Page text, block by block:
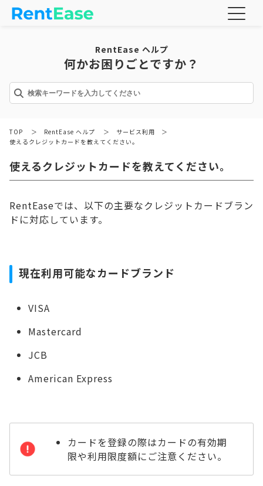
RentEase ヘルプ
何かお困りごとですか？
TOP ＞ RentEase ヘルプ ＞ サービス利用 ＞
使えるクレジットカードを教えてください。
使えるクレジットカードを教えてください。
RentEaseでは、以下の主要なクレジットカードブラン
ドに対応しています。
現在利用可能なカードブランド
VISA
Mastercard
JCB
American Express
カードを登録の際はカードの有効期
限や利用限度額にご注意ください。